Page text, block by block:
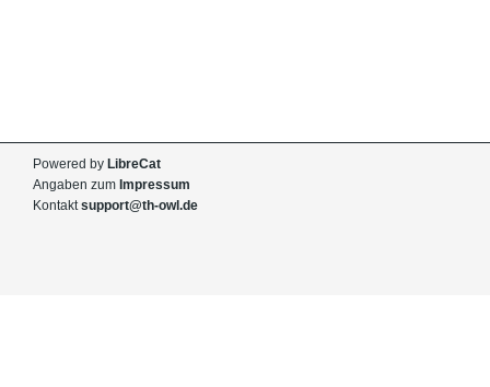
Powered by LibreCat
Angaben zum Impressum
Kontaktsupport@th-owl.de